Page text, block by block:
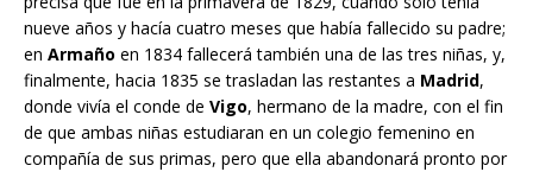
nueve años y hacía cuatro meses que había fallecido su padre;
en Armaño en 1834 fallecerá también una de las tres niñas, y,
finalmente, hacia 1835 se trasladan las restantes a Madrid,
donde vivía el conde de Vigo, hermano de la madre, con el fin
de que ambas niñas estudiaran en un colegio femenino en
compañía de sus primas, pero que ella abandonará pronto por